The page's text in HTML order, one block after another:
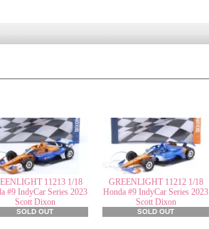
11213 1/18
#9 IndyCar Series 2023
Scott Dixon
SOLD OUT
GREENLIGHT 11212 1/18
Honda #9 IndyCar Series 2023
Scott Dixon
SOLD OUT